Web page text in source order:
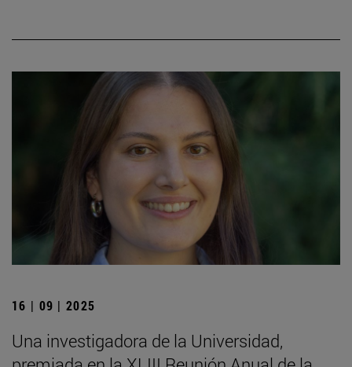
16 | 09 | 2025
Una investigadora de la Universidad,